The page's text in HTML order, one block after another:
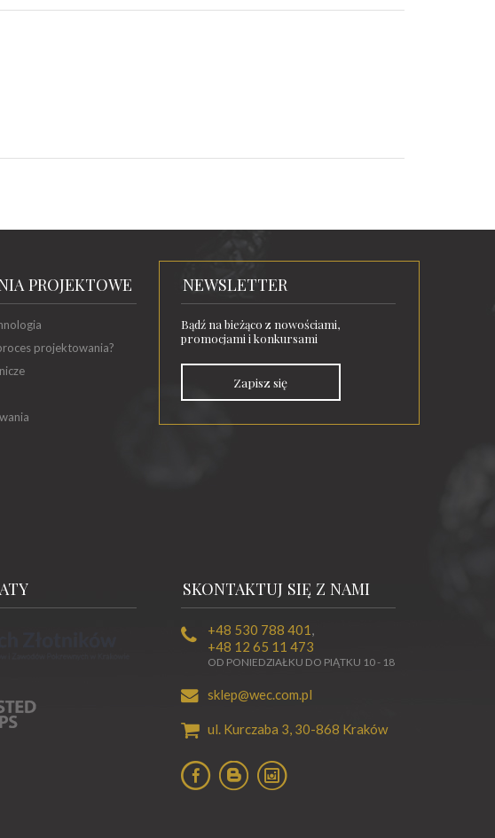
PROJEKTOWE
projektowania?
NEWSLETTER
Bądź na bieżąco z nowościami,
promocjami i konkursami
Zapisz się
SKONTAKTUJ SIĘ Z NAMI
+48 530 788 401 ,
+48 12 65 11 473
OD PONIEDZIAŁKU DO PIĄTKU 10 - 18
sklep@wec.com.pl
ul. Kurczaba 3, 30-868 Kraków